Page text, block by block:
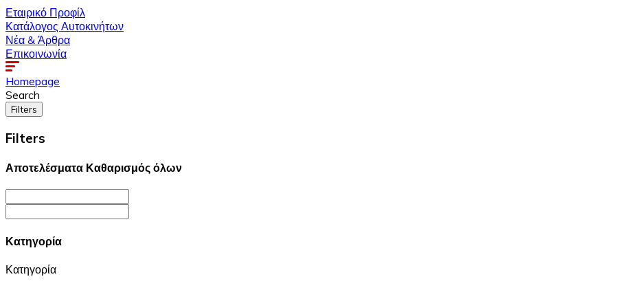
Εταιρικό Προφίλ
Κατάλογος Αυτοκινήτων
Νέα & Άρθρα
Επικοινωνία
Homepage
Search
Filters
Filters
Αποτελέσματα Καθαρισμός όλων
Κατηγορία
Κατηγορία